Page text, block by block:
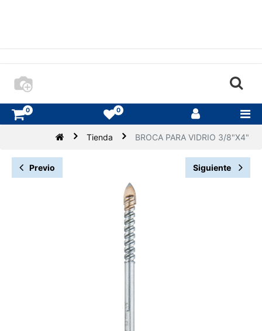
0 0
Tienda BROCA PARA VIDRIO 3/8"X4"
Previo Siguiente